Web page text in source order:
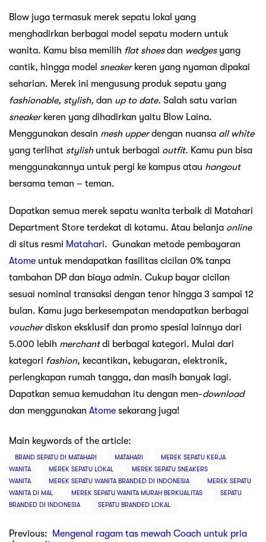
Blow juga termasuk merek sepatu lokal yang
menghadirkan berbagai model sepatu modern untuk
wanita. Kamu bisa memilih flat shoesdan wedges yang
cantik, hingga model sneaker keren yang nyaman dipakai
seharian. Merek ini mengusung produk sepatu yang
fashionable, stylish, dan up to date. Salah satu varian
sneaker keren yang dihadirkan yaitu Blow Laina.
Menggunakan desain mesh upperdengan nuansa all white
yang terlihat stylish untuk berbagai outfit. Kamu pun bisa
menggunakannya untuk pergi ke kampus atau hangout
bersama teman – teman.
Dapatkan semua merek sepatu wanita terbaik di Matahari
Department Store terdekat di kotamu. Atau belanja online
di situs resmi Matahari. Gunakan metode pembayaran
Atome untuk mendapatkan fasilitas cicilan 0% tanpa
tambahan DP dan biaya admin. Cukup bayar cicilan
sesuai nominal transaksi dengan tenor hingga 3 sampai 12
bulan. Kamu juga berkesempatan mendapatkan berbagai
voucherdiskon eksklusif dan promo spesial lainnya dari
5.000 lebih merchantdi berbagai kategori. Mulai dari
kategori fashion, kecantikan, kebugaran, elektronik,
perlengkapan rumah tangga, dan masih banyak lagi.
Dapatkan semua kemudahan itu dengan men-download
dan menggunakan Atome sekarang juga!
Main keywords of the article:
BRAND SEPATU DI MATAHARI MATAHARI
MEREK SEPATU KERJA
WANITA
MEREK SEPATU LOKAL
MEREK SEPATU SNEAKERS
WANITA
MEREK SEPATU WANITA BRANDED DI INDONESIA
MEREK SEPATU
WANITA DI MAL
MEREK SEPATU WANITA MURAH BERKUALITAS
SEPATU
BRANDED DI INDONESIA
SEPATU BRANDED LOKAL
Previous:
Mengenal ragam tas mewah Coach untuk pria